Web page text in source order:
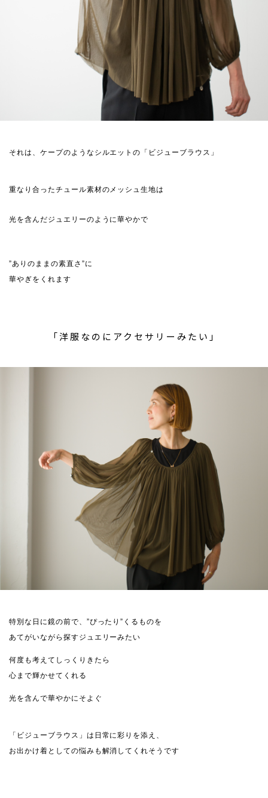
それは、ケープのようなシルエットの「ビジューブラウス」
重なり合ったチュール素材のメッシュ生地は
光を含んだジュエリーのように華やかで
”ありのままの素直さ”に
華やぎをくれます
「洋服なのにアクセサリーみたい」
特別な日に鏡の前で、”ぴったり”くるものを
あてがいながら探すジュエリーみたい
何度も考えてしっくりきたら
心まで輝かせてくれる
光を含んで華やかにそよぐ
「ビジューブラウス」は日常に彩りを添え、
お出かけ着としての悩みも解消してくれそうです